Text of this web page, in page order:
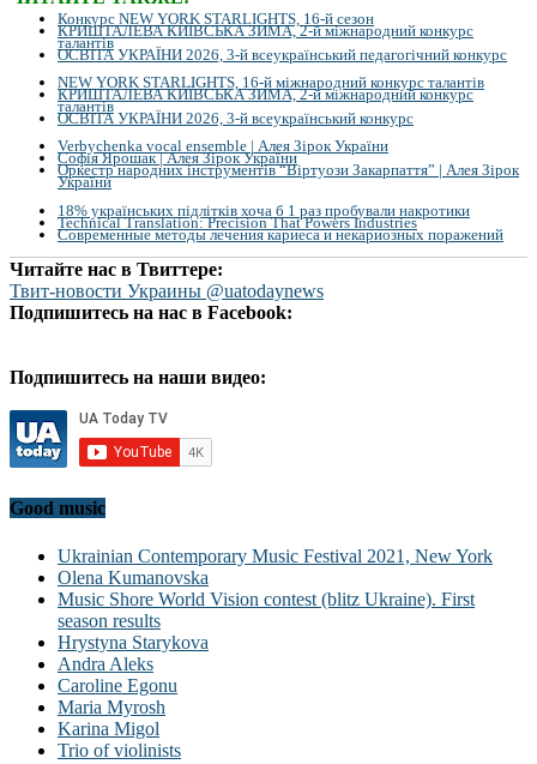
Конкурс NEW YORK STARLIGHTS, 16-й сезон
КРИШТАЛЕВА КИЇВСЬКА ЗИМА, 2-й міжнародний конкурс
талантів
ОСВІТА УКРАЇНИ 2026, 3-й всеукраїнський педагогічний конкурс
NEW YORK STARLIGHTS, 16-й міжнародний конкурс талантів
КРИШТАЛЕВА КИЇВСЬКА ЗИМА, 2-й міжнародний конкурс
талантів
ОСВІТА УКРАЇНИ 2026, 3-й всеукраїнський конкурс
Verbychenka vocal ensemble | Алея Зірок України
Софія Ярошак | Алея Зірок України
Оркестр народних інструментів “Віртуози Закарпаття” | Алея Зірок
України
18% українських підлітків хоча б 1 раз пробували накротики
Technical Translation: Precision That Powers Industries
Современные методы лечения кариеса и некариозных поражений
Читайте нас в Твиттере:
Твит-новости Украины @uatodaynews
Подпишитесь на нас в Facebook:
Подпишитесь на наши видео:
Good music
Ukrainian Contemporary Music Festival 2021, New York
Olena Kumanovska
Music Shore World Vision contest (blitz Ukraine). First
season results
Hrystyna Starykova
Andra Aleks
Caroline Egonu
Maria Myrosh
Karina Migol
Trio of violinists